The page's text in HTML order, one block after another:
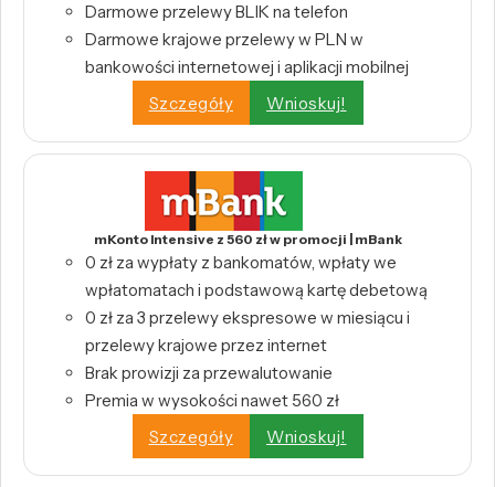
Darmowe przelewy BLIK na telefon
Darmowe krajowe przelewy w PLN w
bankowości internetowej i aplikacji mobilnej
Szczegóły
Wnioskuj!
mKonto Intensive z 560 zł w promocji | mBank
0 zł za wypłaty z bankomatów, wpłaty we
wpłatomatach i podstawową kartę debetową
0 zł za 3 przelewy ekspresowe w miesiącu i
przelewy krajowe przez internet
Brak prowizji za przewalutowanie
Premia w wysokości nawet 560 zł
Szczegóły
Wnioskuj!